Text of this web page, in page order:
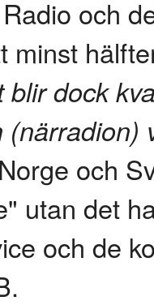
och
minst
blir dock
(närradion)
och
utan det
och de